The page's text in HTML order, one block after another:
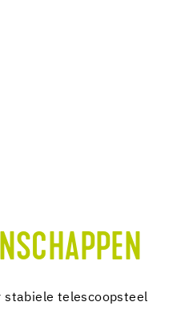
stabiele telescoopsteel